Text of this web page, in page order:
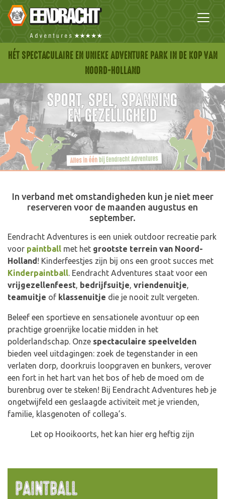
HÉT SPECTACULAIRE EN UNIEKE ADVENTURE PARK IN DE KOP VAN
NOORD-HOLLAND
In verband met omstandigheden kun je niet meer
reserveren voor de maanden augustus en
september.
Eendracht Adventures is een uniek outdoor recreatie park
voor paintball met het grootste terrein van Noord-
Holland! Kinderfeestjes zijn bij ons een groot succes met
Kinderpaintball . Eendracht Adventures staat voor een
vrijgezellenfeest bedrijfsuitje vriendenuitje
teamuitje of klassenuitje die je nooit zult vergeten.
Beleef een sportieve en sensationele avontuur op een
prachtige groenrijke locatie midden in het
polderlandschap. Onze spectaculaire speelvelden
bieden veel uitdagingen: zoek de tegenstander in een
verlaten dorp, doorkruis loopgraven en bunkers, verover
een fort in het hart van het bos of heb de moed om de
burenbrug over te steken! Bij Eendracht Adventures heb je
ongetwijfeld een geslaagde activiteit met je vrienden,
familie, klasgenoten of collega’s.
Let op Hooikoorts, het kan hier erg heftig zijn
PAINTBALL